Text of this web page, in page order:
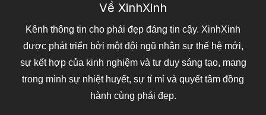
Về XinhXinh
Kênh thông tin cho phái đẹp đáng tin cậy. XinhXinh
được phát triển bởi một đội ngũ nhân sự thế hệ mới,
sự kết hợp của kinh nghiệm và tư duy sáng tạo, mang
trong mình sự nhiệt huyết, sự tỉ mỉ và quyết tâm đồng
hành cùng phái đẹp.